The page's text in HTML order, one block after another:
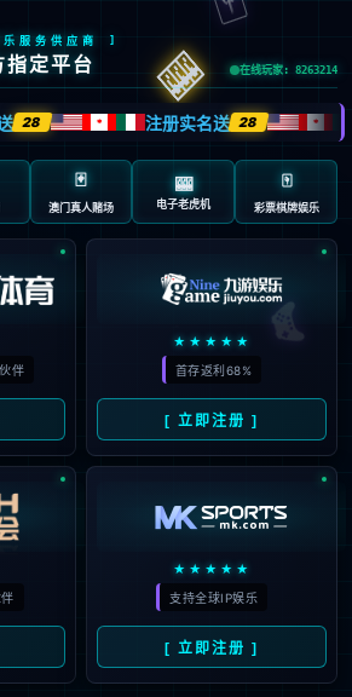
稍后再试～
API开发设计的高性能框架 }